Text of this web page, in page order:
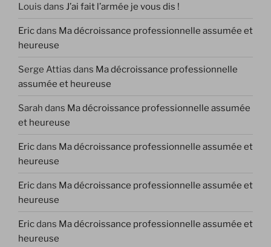
Louis dans J’ai fait l’armée je vous dis !
Ericdans Ma décroissance professionnelle assumée et
heureuse
Serge Attias dans Ma décroissance professionnelle
assumée et heureuse
Sarah dans Ma décroissance professionnelle assumée
et heureuse
Ericdans Ma décroissance professionnelle assumée et
heureuse
Ericdans Ma décroissance professionnelle assumée et
heureuse
Ericdans Ma décroissance professionnelle assumée et
heureuse